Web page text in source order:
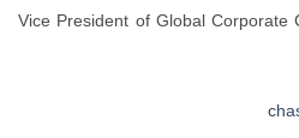
Vice President of Global Corporate